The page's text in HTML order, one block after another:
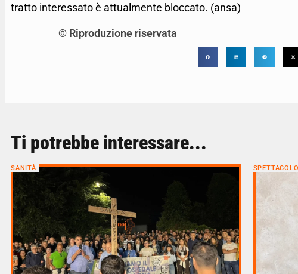
tratto interessato è attualmente bloccato. (ansa)
© Riproduzione riservata
Ti potrebbe interessare...
SANITÀ SPETTACOLO